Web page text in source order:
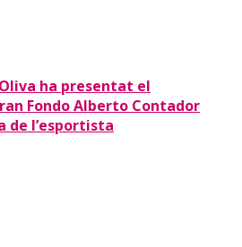
ha presentat el
Fondo Alberto Contador
de l’esportista